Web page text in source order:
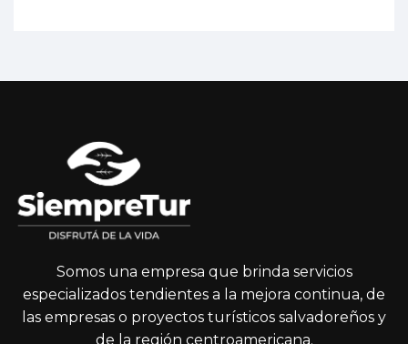
Somos una empresa que brinda servicios
especializados tendientes a la mejora continua, de
las empresas o proyectos turísticos salvadoreños y
de la región centroamericana.